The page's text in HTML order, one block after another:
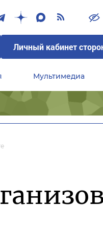
Личный кабинет
Мультимедиа